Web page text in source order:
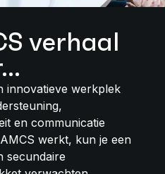
verhaal
innovatieve werkplek
en communicatie
werkt, kun je een
secundaire